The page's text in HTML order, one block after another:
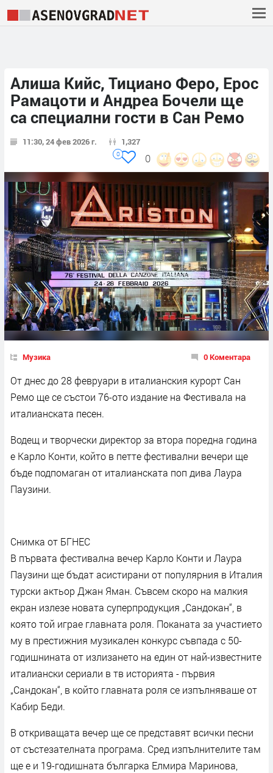
Алиша Кийс, Тициано Феро, Ерос
Рамацоти и Андреа Бочели ще
са специални гости в Сан Ремо
11:30, 24 фев 2026 г. 1,327
0
0
Музика 0 Коментара
От днес до 28 февруари в италианския курорт Сан
Ремо ще се състои 76-ото издание на Фестивала на
италианската песен.
Водещ и творчески директор за втора поредна година
е Карло Конти, който в петте фестивални вечери ще
бъде подпомаган от италианската поп дива Лаура
Паузини.
Снимка от БГНЕС
В първата фестивална вечер Карло Конти и Лаура
Паузини ще бъдат асистирани от популярния в Италия
турски актьор Джан Яман. Съвсем скоро на малкия
екран излезе новата суперпродукция „Сандокан“, в
която той играе главната роля. Поканата за участието
му в престижния музикален конкурс съвпада с 50-
годишнината от излизането на един от най-известните
италиански сериали в тв историята - първия
„Сандокан“, в който главната роля се изпълняваше от
Кабир Беди.
В откриващата вечер ще се представят всички песни
от състезателната програма. Сред изпълнителите там
ще е и 19-годишната българка Елмира Маринова,